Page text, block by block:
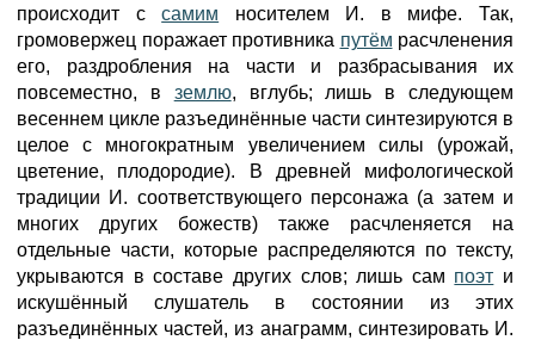
происходит ссамим носителем И. в мифе. Так,
громовержец поражает противника путём расчленения
его, раздробления на части и разбрасывания их
повсеместно, в землю, вглубь; лишь в следующем
весеннем цикле разъединённые части синтезируются в
целое с многократным увеличением силы (урожай,
цветение, плодородие). В древней мифологической
традиции И. соответствующего персонажа (а затем и
многих других божеств) также расчленяется на
отдельные части, которые распределяются по тексту,
укрываются в составе других слов; лишь сам поэт и
искушённый слушатель в состоянии из этих
разъединённых частей, из анаграмм, синтезировать И.